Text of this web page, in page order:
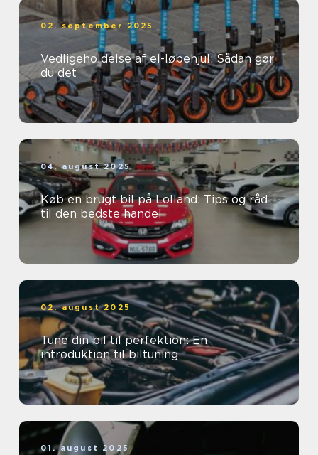
02. september 2025
Vedligeholdelse af el-løbehjul: Sådan gør
du det
04. august 2025
Køb en brugt bil på Lolland: Tips og råd
til den bedste handel
02. august 2025
Tune din bil til perfektion: En
introduktion til biltuning
01. august 2025